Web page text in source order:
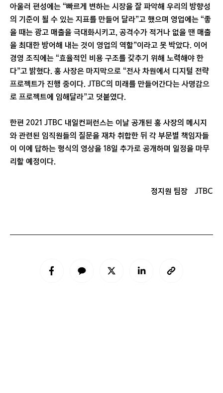
아울러 편성에는 “빠르게 변하는 시장을 잘 파악해 우리의 방향성
의 기준이 될 수 있는 지표를 만들어 달라”고 했으며 영업에는 “좋
을 때는 광고 매출을 극대화시키고, 공격수가 적거나 없을 땐 매출
을 최대한 방어해 내는 것이 영업의 역할”이라고 못 박았다. 이어
경영 조직에는 “효율적인 비용 구조를 갖추기 위해 노력해야 한
다”고 밝혔다. 홍 사장은 마지막으로 “전사 차원에서 디지털 전략
프로젝트가 진행 중이다. JTBC의 미래를 만들어간다는 사명감으
로 프로젝트에 임해달라”고 덧붙였다.
한편 2021 JTBC 내일컨퍼런스는 이날 공개된 홍 사장의 메시지
와 관련된 임직원들의 질문을 재차 취합한 뒤 각 부문별 책임자들
이 이에 답하는 형식의 영상을 18일 추가로 공개하며 일정을 마무
리할 예정이다.
정지원 팀장 JTBC